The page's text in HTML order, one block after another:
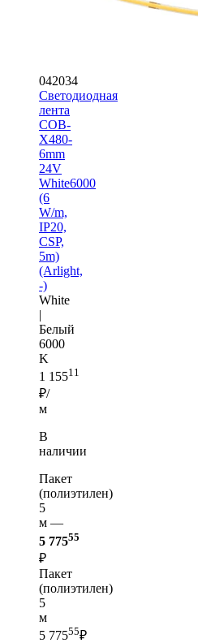
042034
Светодиодная
лента
COB-
X480-
6mm
24V
White6000
(6
W/m,
IP20,
CSP,
5m)
(Arlight,
-)
White
|
Белый
6000
K
1 15511
₽/
м
В
наличии
Пакет
(полиэтилен)
5
м —
5 77555
₽
Пакет
(полиэтилен)
5
м
5 77555₽